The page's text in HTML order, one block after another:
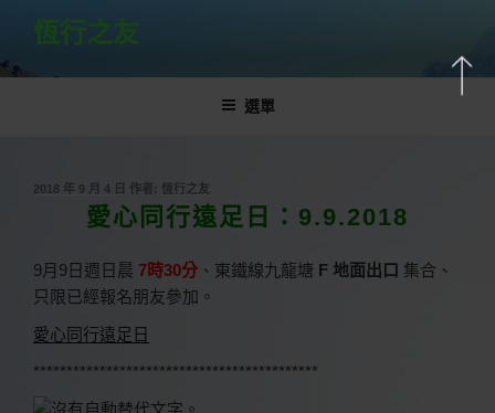
主
恆行之友
選單
發
2018 年 9 月 4 日 作者: 恆行之友
愛心同行遠足日：9.9.2018
9月 9 日週日晨 7時30分 、東鐵線九龍塘 F 地面出口 集合、
只限已經報名朋友參加。
愛心同行遠足日
*******************************************